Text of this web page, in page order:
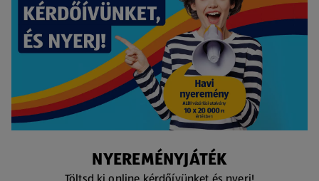
NYEREMÉNYJÁTÉK